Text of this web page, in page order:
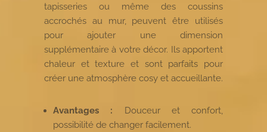
tapisseries ou même des coussins
accrochés au mur, peuvent être utilisés
pour ajouter une dimension
supplémentaire à votre décor. Ils apportent
chaleur et texture et sont parfaits pour
créer une atmosphère cosy et accueillante.
Avantages : Douceur et confort,
possibilité de changer facilement.